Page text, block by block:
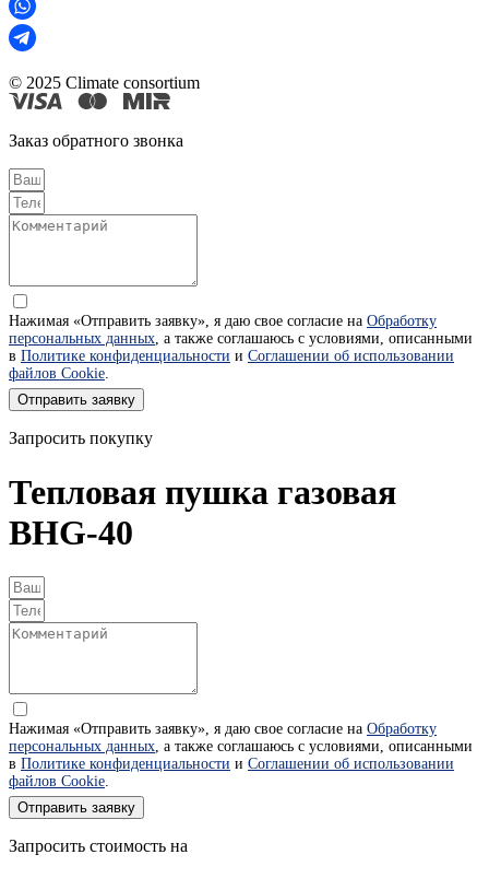
© 2025 Climate consortium
Заказ обратного звонка
Нажимая «Отправить заявку», я даю свое согласие на Обработку
персональных данных, а также соглашаюсь с условиями, описанными
в Политике конфиденциальности и Соглашении об использовании
файлов Cookie.
Отправить заявку
Запросить покупку
Тепловая пушка газовая
BHG-40
Нажимая «Отправить заявку», я даю свое согласие на Обработку
персональных данных, а также соглашаюсь с условиями, описанными
в Политике конфиденциальности и Соглашении об использовании
файлов Cookie.
Отправить заявку
Запросить стоимость на